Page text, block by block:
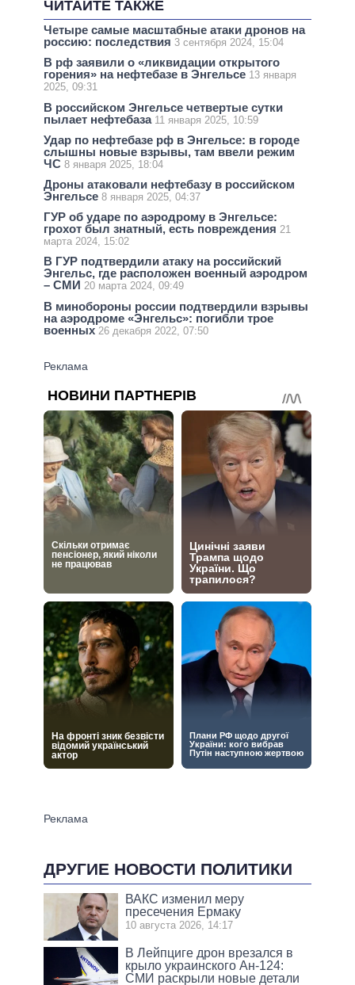
ЧИТАЙТЕ ТАКЖЕ
Четыре самые масштабные атаки дронов на
россию: последствия 3 сентября 2024, 15:04
В рф заявили о «ликвидации открытого
горения» на нефтебазе в Энгельсе 13 января
2025, 09:31
В российском Энгельсе четвертые сутки
пылает нефтебаза 11 января 2025, 10:59
Удар по нефтебазе рф в Энгельсе: в городе
слышны новые взрывы, там ввели режим
ЧС 8 января 2025, 18:04
Дроны атаковали нефтебазу в российском
Энгельсе 8 января 2025, 04:37
ГУР об ударе по аэродрому в Энгельсе:
грохот был знатный, есть повреждения 21
марта 2024, 15:02
В ГУР подтвердили атаку на российский
Энгельс, где расположен военный аэродром
– СМИ 20 марта 2024, 09:49
В минобороны россии подтвердили взрывы
на аэродроме «Энгельс»: погибли трое
военных 26 декабря 2022, 07:50
ДРУГИЕ НОВОСТИ ПОЛИТИКИ
ВАКС изменил меру
пресечения Ермаку
10 августа 2026, 14:17
В Лейпциге дрон врезался в
крыло украинского Ан-124:
СМИ раскрыли новые детали